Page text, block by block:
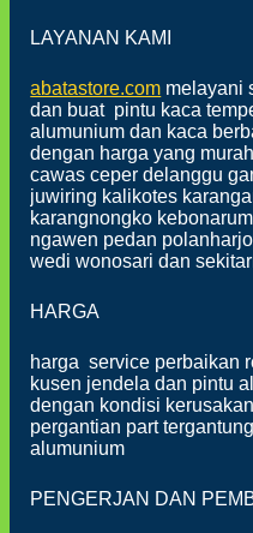
LAYANAN KAMI
abatastore.com melayani
dan buat pintu kaca
alumunium dan kaca
dengan harga yang
cawas ceper delanggu
juwiring kalikotes
karangnongko
ngawen pedan
wedi wonosari dan
HARGA
harga service perbaikan
kusen jendela dan pintu
dengan kondisi
pergantian part
alumunium
PENGERJAN DAN